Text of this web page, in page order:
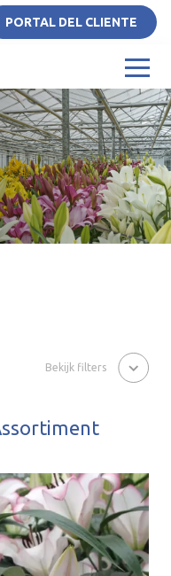
PORTAL DEL CLIENTE
Bekijk filters